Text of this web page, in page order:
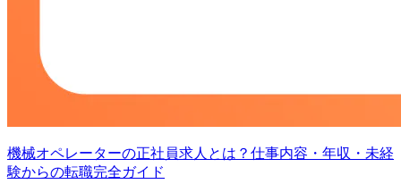
機械オペレーターの正社員求人とは？仕事内容・年収・未経
験からの転職完全ガイド